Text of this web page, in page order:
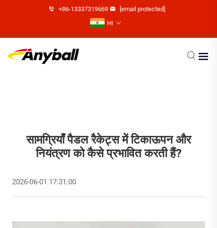
+86-13337319669
[email protected]
HI
सामग्रियाँ पैडल रैकेट्स में टिकाऊपन और
नियंत्रण को कैसे प्रभावित करती हैं?
2026-06-01 17:31:00